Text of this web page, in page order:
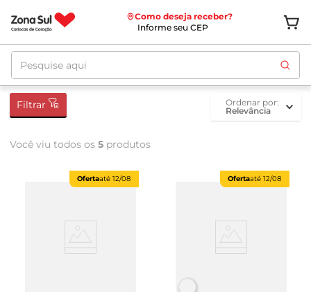
Como deseja receber?
Informe seu CEP
Pesquise aqui
Filtrar
ordenar por
Relevância
Você viu todos os 5 produtos
Ofertaaté 12/08 Ofertaaté 12/08